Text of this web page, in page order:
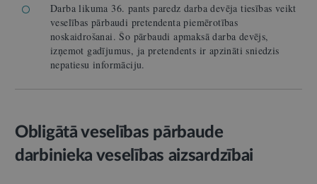
Darba likuma 36. pants paredz darba devēja tiesības veikt
veselības pārbaudi pretendenta piemērotības
noskaidrošanai. Šo pārbaudi apmaksā darba devējs,
izņemot gadījumus, ja pretendents ir apzināti sniedzis
nepatiesu informāciju.
Obligātā veselības pārbaude
darbinieka veselības aizsardzībai